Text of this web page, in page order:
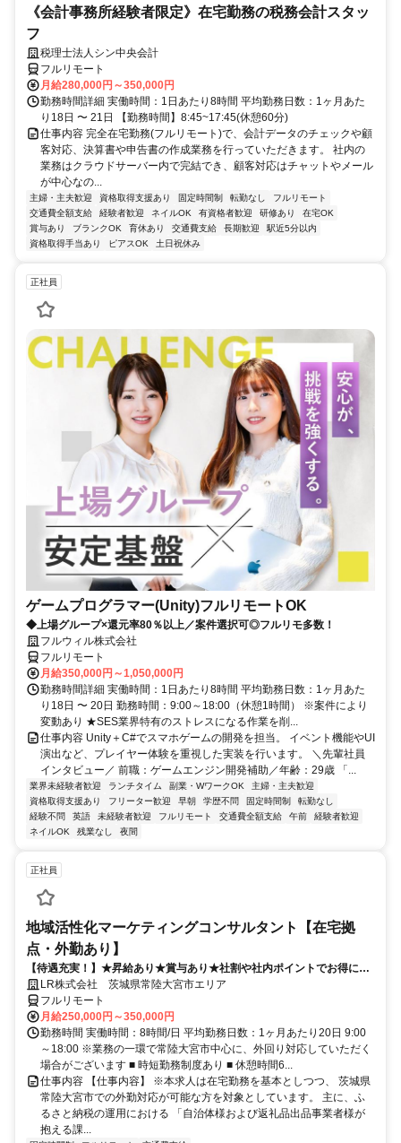
《会計事務所経験者限定》在宅勤務の税務会計スタッ
フ
税理士法人シン中央会計
フルリモート
月給280,000円～350,000円
勤務時間詳細 実働時間：1日あたり8時間 平均勤務日数：1ヶ月あた
り18日 〜 21日 【勤務時間】8:45~17:45(休憩60分)
仕事内容 完全在宅勤務(フルリモート)で、会計データのチェックや顧
客対応、決算書や申告書の作成業務を行っていただきます。 社内の
業務はクラウドサーバー内で完結でき、顧客対応はチャットやメール
が中心なの...
主婦・主夫歓迎 資格取得支援あり 固定時間制 転勤なし
フルリモート
交通費全額支給
経験者歓迎 ネイルOK 有資格者歓迎 研修あり
在宅OK
賞与あり
ブランクOK 育休あり 交通費支給 長期歓迎
駅近5分以内
資格取得手当あり
ピアスOK 土日祝休み
正社員
ゲームプログラマー(Unity)フルリモートOK
◆上場グループ×還元率80％以上／案件選択可◎フルリモ多数！
フルウィル株式会社
フルリモート
月給350,000円～1,050,000円
勤務時間詳細 実働時間：1日あたり8時間 平均勤務日数：1ヶ月あた
り18日 〜 20日 勤務時間：9:00～18:00（休憩1時間） ※案件により
変動あり ★SES業界特有のストレスになる作業を削...
仕事内容 Unity＋C#でスマホゲームの開発を担当。 イベント機能やUI
演出など、プレイヤー体験を重視した実装を行います。 ＼先輩社員
インタビュー／ 前職：ゲームエンジン開発補助／年齢：29歳 「...
業界未経験者歓迎 ランチタイム 副業・WワークOK
主婦・主夫歓迎
資格取得支援あり
フリーター歓迎 早朝 学歴不問 固定時間制
転勤なし
経験不問
英語 未経験者歓迎 フルリモート 交通費全額支給 午前
経験者歓迎
ネイルOK
残業なし 夜間
正社員
地域活性化マーケティングコンサルタント【在宅拠
点・外勤あり】
【待遇充実！】★昇給あり★賞与あり★社割や社内ポイントでお得に買
い物も！
LR株式会社 茨城県常陸大宮市エリア
フルリモート
月給250,000円～350,000円
勤務時間 実働時間：8時間/日 平均勤務日数：1ヶ月あたり20日 9:00
～18:00 ※業務の一環で常陸大宮市中心に、外回り対応していただく
場合がございます ■ 時短勤務制度あり ■ 休憩時間6...
仕事内容 【仕事内容】 ※本求人は在宅勤務を基本としつつ、 茨城県
常陸大宮市での外勤対応が可能な方を対象としています。 主に、ふ
るさと納税の運用における 「自治体様および返礼品出品事業者様が
抱える課...